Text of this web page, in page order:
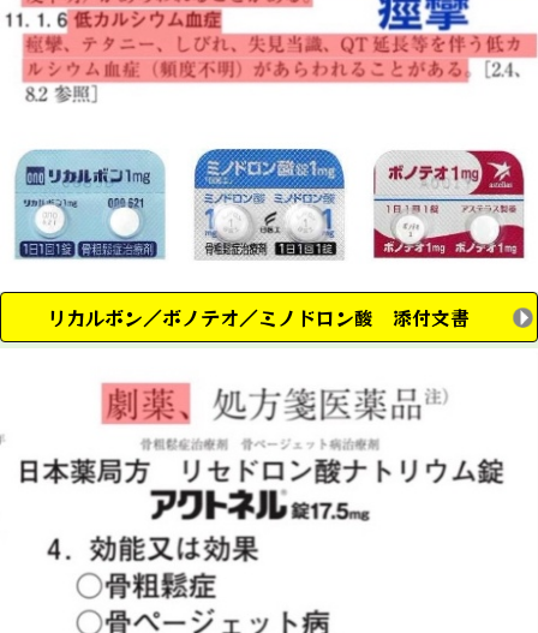
リカルボン／ボノテオ／ミノドロン酸 添付文書